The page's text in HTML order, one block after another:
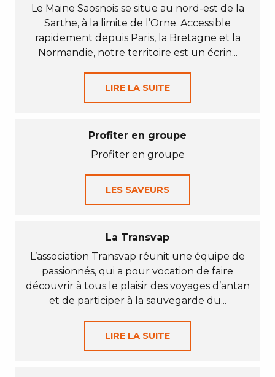
Le Maine Saosnois se situe au nord-est de la
Sarthe, à la limite de l’Orne. Accessible
rapidement depuis Paris, la Bretagne et la
Normandie, notre territoire est un écrin...
LIRE LA SUITE
Profiter en groupe
Profiter en groupe
LES SAVEURS
La Transvap
L’association Transvap réunit une équipe de
passionnés, qui a pour vocation de faire
découvrir à tous le plaisir des voyages d’antan
et de participer à la sauvegarde du...
LIRE LA SUITE